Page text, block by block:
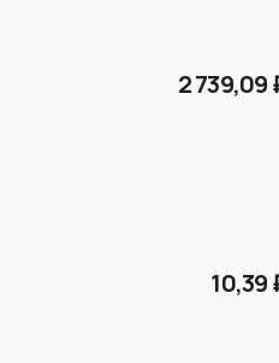
2 739,09
10,39